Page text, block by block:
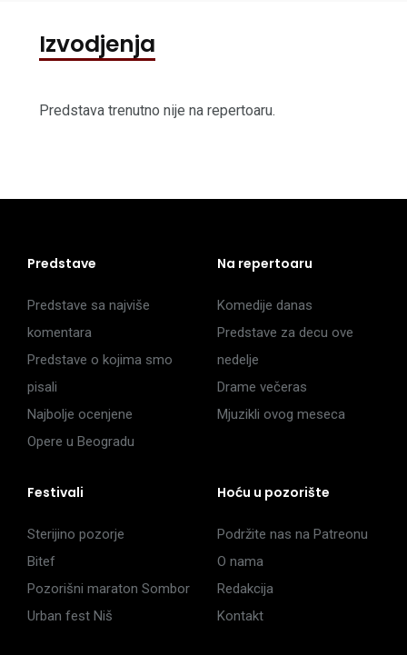
Izvodjenja
Predstava trenutno nije na repertoaru.
Predstave
Predstave sa najviše
komentara
Predstave o kojima smo
pisali
Najbolje ocenjene
Opere u Beogradu
Na repertoaru
Komedije danas
Predstave za decu ove
nedelje
Drame večeras
Mjuzikli ovog meseca
Festivali
Sterijino pozorje
Bitef
Pozorišni maraton Sombor
Urban fest Niš
Hoću u pozorište
Podržite nas na Patreonu
O nama
Redakcija
Kontakt